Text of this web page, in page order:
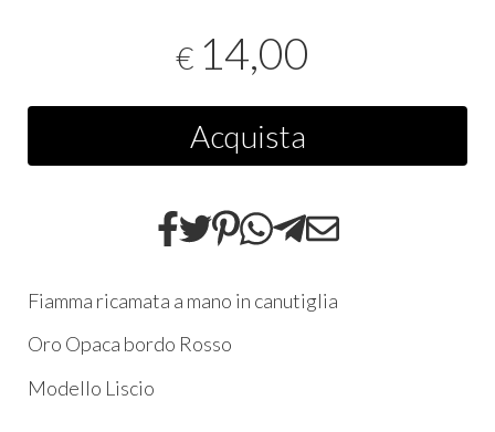
€ 14,00
Acquista
Fiamma ricamata a mano in canutiglia
Oro Opaca bordo Rosso
Modello Liscio